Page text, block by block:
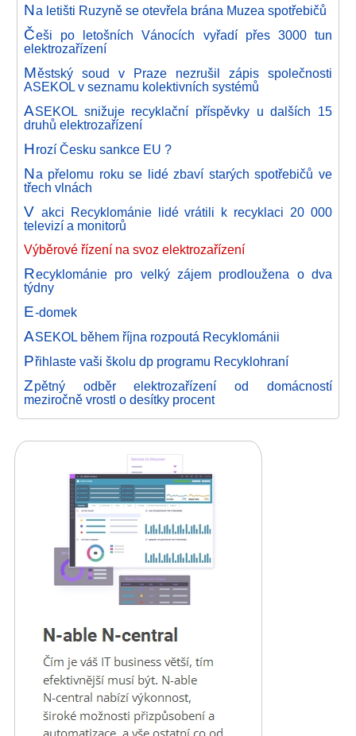
Na letišti Ruzyně se otevřela brána Muzea spotřebičů
Češi po letošních Vánocích vyřadí přes 3000 tun
elektrozařízení
Městský soud v Praze nezrušil zápis společnosti
ASEKOL v seznamu kolektivních systémů
ASEKOL snižuje recyklační příspěvky u dalších 15
druhů elektrozařízení
Hrozí Česku sankce EU ?
Na přelomu roku se lidé zbaví starých spotřebičů ve
třech vlnách
V akci Recyklománie lidé vrátili k recyklaci 20 000
televizí a monitorů
Výběrové řízení na svoz elektrozařízení
Recyklománie pro velký zájem prodloužena o dva
týdny
E-domek
ASEKOL během října rozpoutá Recyklománii
Přihlaste vaši školu dp programu Recyklohraní
Zpětný odběr elektrozařízení od domácností
meziročně vrostl o desítky procent